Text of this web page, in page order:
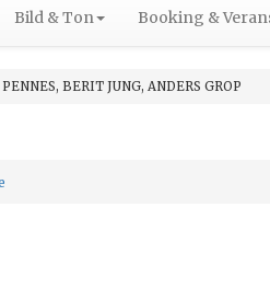
Bild & Ton Booking &
BERIT JUNG, ANDERS GROP